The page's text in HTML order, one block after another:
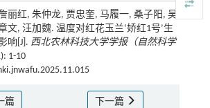
丽红, 朱仲龙, 贾忠奎, 马履一, 桑子阳, 吴
文, 汪加魏. 温度对红花玉兰‘娇红1号’生
响[J]. 西北农林科技大学学报（自然科学
1-10
篇 下一篇